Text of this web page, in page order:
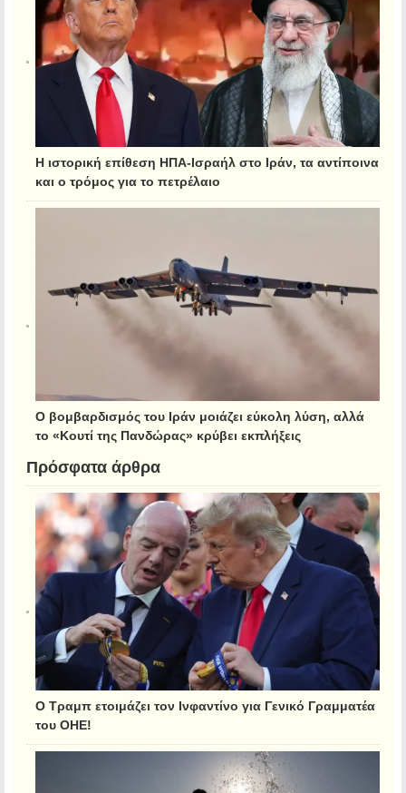
Η ιστορική επίθεση ΗΠΑ-Ισραήλ στο Ιράν, τα αντίποινα
και ο τρόμος για το πετρέλαιο
Ο βομβαρδισμός του Ιράν μοιάζει εύκολη λύση, αλλά
το «Κουτί της Πανδώρας» κρύβει εκπλήξεις
Πρόσφατα άρθρα
Ο Τραμπ ετοιμάζει τον Ινφαντίνο για Γενικό Γραμματέα
του ΟΗΕ!